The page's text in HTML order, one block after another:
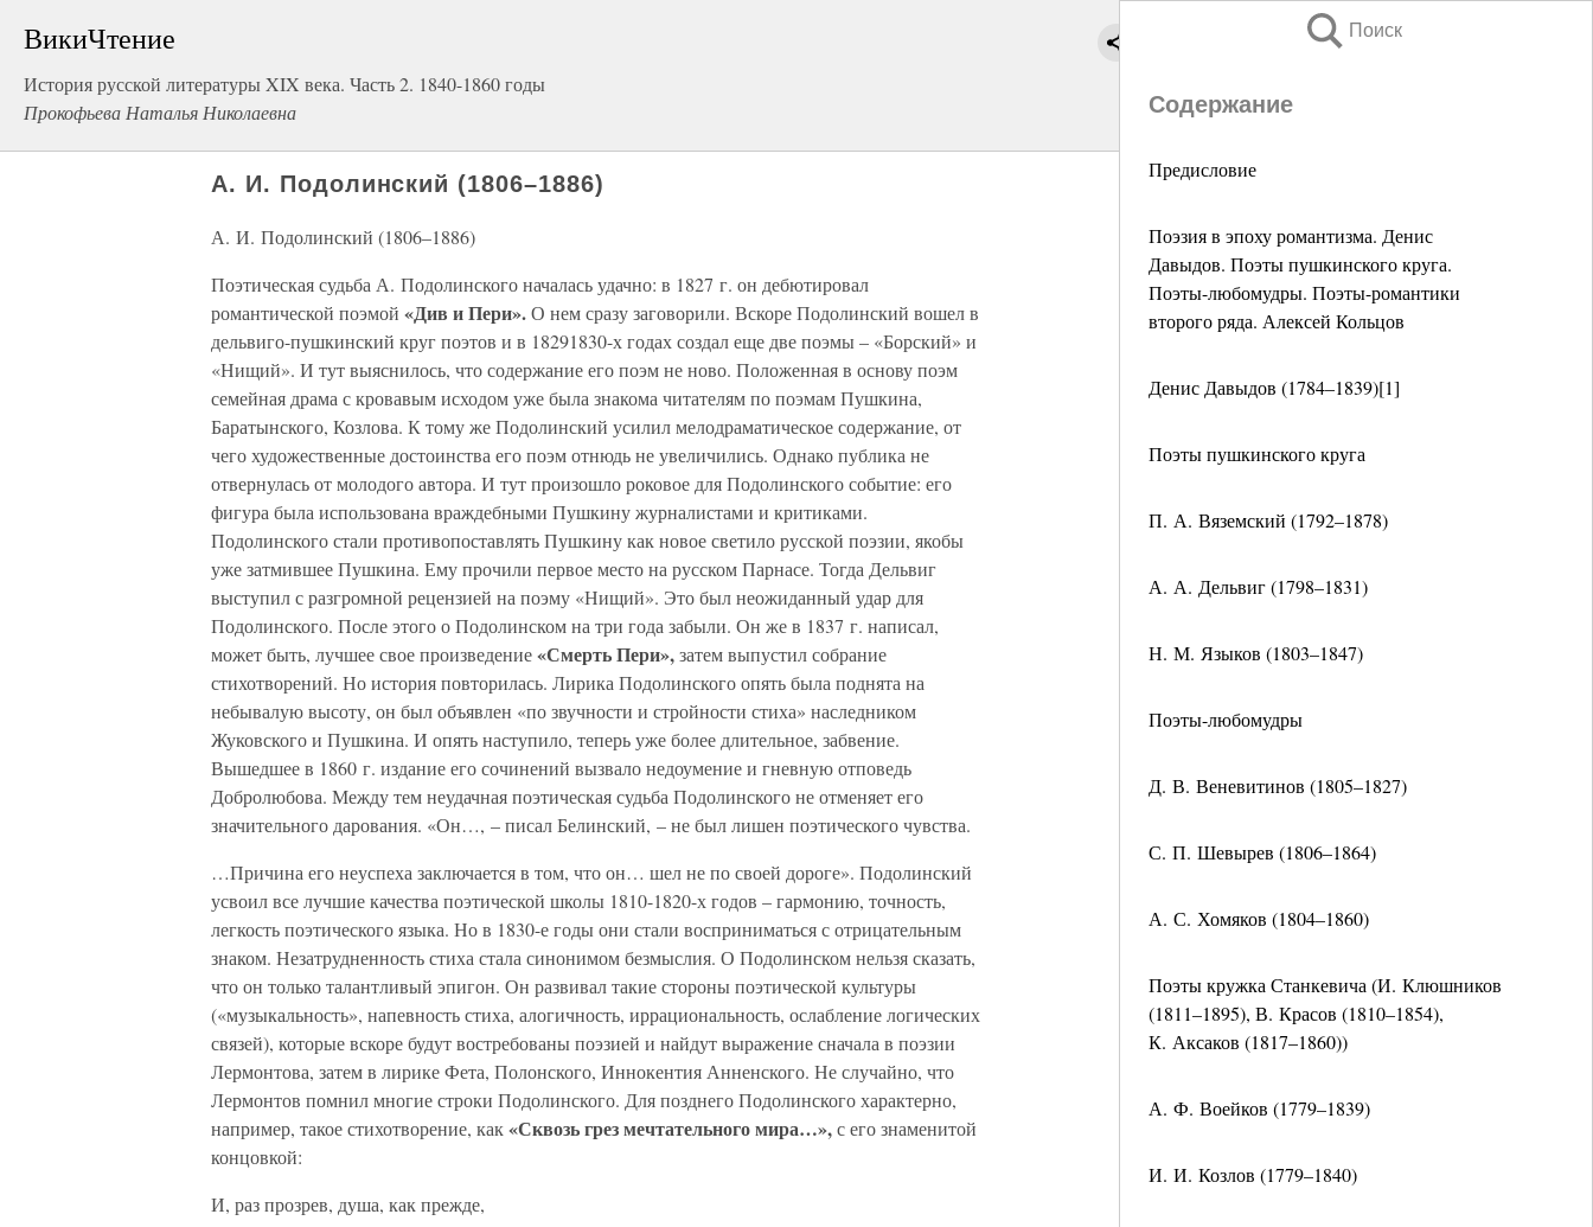
ВикиЧтение
История русской литературы XIX века. Часть 2. 1840-1860 годы
Прокофьева Наталья Николаевна
Поиск
Содержание
Предисловие
Поэзия в эпоху романтизма. Денис
Давыдов. Поэты пушкинского круга.
Поэты-любомудры. Поэты-романтики
второго ряда. Алексей Кольцов
Денис Давыдов (1784–1839)[1]
Поэты пушкинского круга
П. А. Вяземский (1792–1878)
А. А. Дельвиг (1798–1831)
Н. М. Языков (1803–1847)
Поэты-любомудры
Д. В. Веневитинов (1805–1827)
С. П. Шевырев (1806–1864)
А. С. Хомяков (1804–1860)
Поэты кружка Станкевича (И. Клюшников
(1811–1895), В. Красов (1810–1854),
К. Аксаков (1817–1860))
А. Ф. Воейков (1779–1839)
И. И. Козлов (1779–1840)
А. И. Подолинский (1806–1886)
А. И. Подолинский (1806–1886)
Поэтическая судьба А. Подолинского началась удачно: в 1827 г. он дебютировал
романтической поэмой «Див и Пери».О нем сразу заговорили. Вскоре Подолинский вошел в
дельвиго-пушкинский круг поэтов и в 18291830-х годах создал еще две поэмы – «Борский» и
«Нищий». И тут выяснилось, что содержание его поэм не ново. Положенная в основу поэм
семейная драма с кровавым исходом уже была знакома читателям по поэмам Пушкина,
Баратынского, Козлова. К тому же Подолинский усилил мелодраматическое содержание, от
чего художественные достоинства его поэм отнюдь не увеличились. Однако публика не
отвернулась от молодого автора. И тут произошло роковое для Подолинского событие: его
фигура была использована враждебными Пушкину журналистами и критиками.
Подолинского стали противопоставлять Пушкину как новое светило русской поэзии, якобы
уже затмившее Пушкина. Ему прочили первое место на русском Парнасе. Тогда Дельвиг
выступил с разгромной рецензией на поэму «Нищий». Это был неожиданный удар для
Подолинского. После этого о Подолинском на три года забыли. Он же в 1837 г. написал,
может быть, лучшее свое произведение«Смерть Пери»,затем выпустил собрание
стихотворений. Но история повторилась. Лирика Подолинского опять была поднята на
небывалую высоту, он был объявлен «по звучности и стройности стиха» наследником
Жуковского и Пушкина. И опять наступило, теперь уже более длительное, забвение.
Вышедшее в 1860 г. издание его сочинений вызвало недоумение и гневную отповедь
Добролюбова. Между тем неудачная поэтическая судьба Подолинского не отменяет его
значительного дарования. «Он…, – писал Белинский, – не был лишен поэтического чувства.
…Причина его неуспеха заключается в том, что он… шел не по своей дороге». Подолинский
усвоил все лучшие качества поэтической школы 1810-1820-х годов – гармонию, точность,
легкость поэтического языка. Но в 1830-е годы они стали восприниматься с отрицательным
знаком. Незатрудненность стиха стала синонимом безмыслия. О Подолинском нельзя сказать,
что он только талантливый эпигон. Он развивал такие стороны поэтической культуры
(«музыкальность», напевность стиха, алогичность, иррациональность, ослабление логических
связей), которые вскоре будут востребованы поэзией и найдут выражение сначала в поэзии
Лермонтова, затем в лирике Фета, Полонского, Иннокентия Анненского. Не случайно, что
Лермонтов помнил многие строки Подолинского. Для позднего Подолинского характерно,
например, такое стихотворение, как«Сквозь грез мечтательного мира…»,с его знаменитой
концовкой:
И, раз прозрев, душа, как прежде,